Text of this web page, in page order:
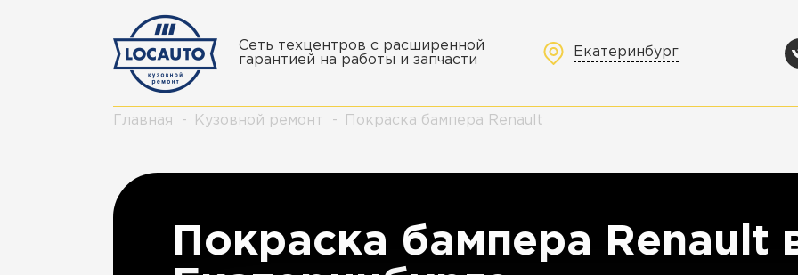
Сеть техцентров с расширенной
гарантией на работы и запчасти
Екатеринбург
Главная Кузовной ремонт Покраска бампера Renault
Покраска бампера Renault